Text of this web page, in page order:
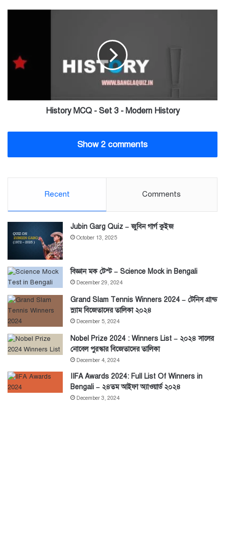
History MCQ - Set 3 - Modern History
Show 2 comments
Recent Comments
Jubin Garg Quiz – জুবিন গার্গ কুইজ
October 13, 2025
বিজ্ঞান মক টেস্ট – Science Mock in Bengali
December 29, 2024
Grand Slam Tennis Winners 2024 – টেনিস গ্রান্ড
স্ল্যাম বিজেতাদের তালিকা ২০২৪
December 5, 2024
Nobel Prize 2024 : Winners List – ২০২৪ সালের
নোবেল পুরস্কার বিজেতাদের তালিকা
December 4, 2024
IIFA Awards 2024: Full List Of Winners in
Bengali – ২৪তম আইফা অ্যাওয়ার্ড ২০২৪
December 3, 2024